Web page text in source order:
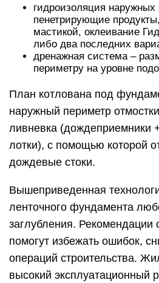
гидроизоляция наружных
пенетрирующие
мастикой, оклеивание
либо два последних
дренажная система –
периметру на уровне
План котлована под
наружный периметр
ливневка (дождеприемники
лотки), с помощью которой
дождевые стоки.
Вышеприведенная
ленточного фундамента
заглубления. Рекомендации
помогут избежать ошибок,
операций строительства.
высокий эксплуатационный